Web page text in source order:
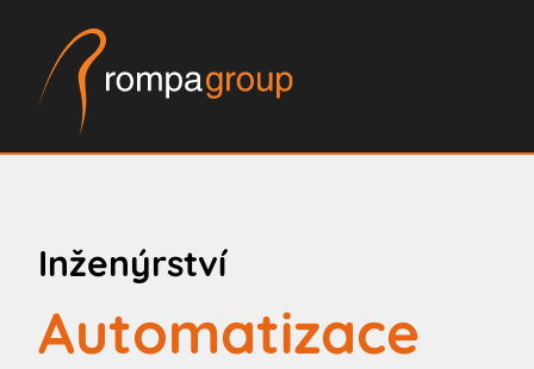
Inženýrství
Automatizace